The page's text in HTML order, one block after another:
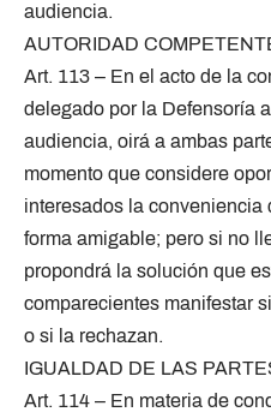
audiencia.
AUTORIDAD
Art. 113 – En el acto de la
delegado por la Defensoría
audiencia, oirá a ambas
momento que considere
interesados la conveniencia
forma amigable; pero si no
propondrá la solución que
comparecientes manifestar
o si la rechazan.
IGUALDAD DE LAS
Art. 114 – En materia de